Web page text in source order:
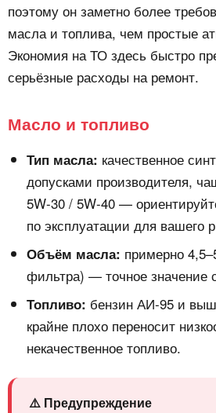
поэтому он заметно более
масла и топлива, чем простые
Экономия на ТО здесь быстро
серьёзные расходы на ремонт.
Масло и топливо
Тип масла: качественное
допусками производителя,
5W-30 / 5W-40 —
по эксплуатации для вашего
Объём масла: примерно
фильтра) — точное значение
Топливо: бензин АИ-95 и
крайне плохо переносит
некачественное топливо.
⚠️ Предупреждение